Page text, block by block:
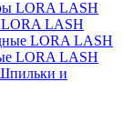
LASH
LORA LASH
и